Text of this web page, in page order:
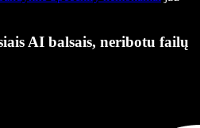
AI balsais, neribotu failų